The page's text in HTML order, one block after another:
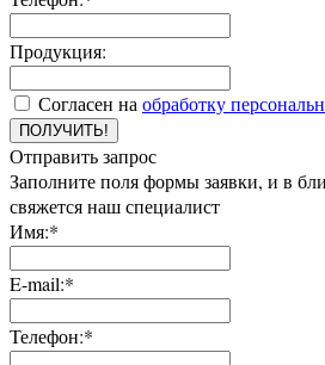
Продукция:
Согласен на обработку
ПОЛУЧИТЬ!
Отправить запрос
Заполните поля формы заявки, и в
свяжется наш специалист
Имя:*
E-mail:*
Телефон:*